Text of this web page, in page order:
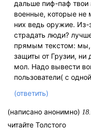
дальше пиф-паф твои
военные, которые не
них ведь оружие.
страдать люди?
прямым текстом: мы,
защиты от Грузии, ни
мол. Надо вывести
пользователи( с
(ответить)
(написано анонимно)
читайте Толстого